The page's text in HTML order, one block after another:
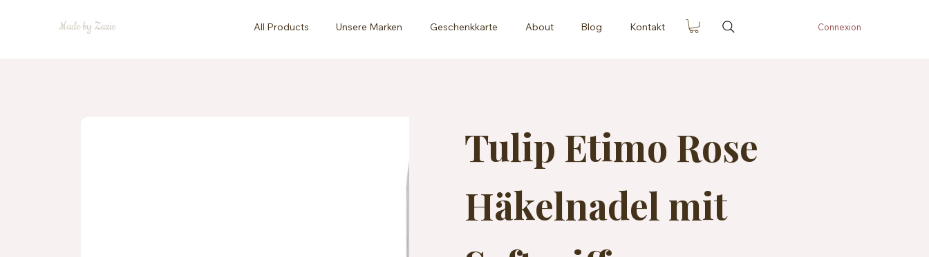
Made by Zazie All Products Unsere Marken Geschenkkarte About Blog Kontakt Connexion
Tulip Etimo Rose
Häkelnadel mit